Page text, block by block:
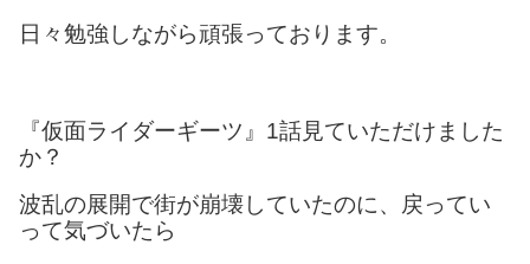
日々勉強しながら頑張っております。
『仮面ライダーギーツ』1話見ていただけました
か？
波乱の展開で街が崩壊していたのに、戻ってい
って気づいたら